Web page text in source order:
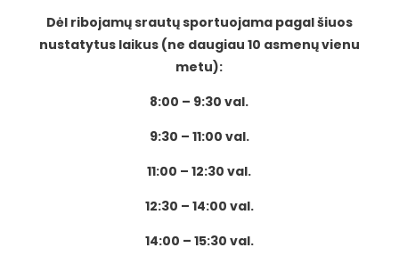
Dėl ribojamų srautų sportuojama pagal šiuos
nustatytus laikus (ne daugiau 10 asmenų vienu
metu):
8:00 – 9:30 val.
9:30 – 11:00 val.
11:00 – 12:30 val.
12:30 – 14:00 val.
14:00 – 15:30 val.